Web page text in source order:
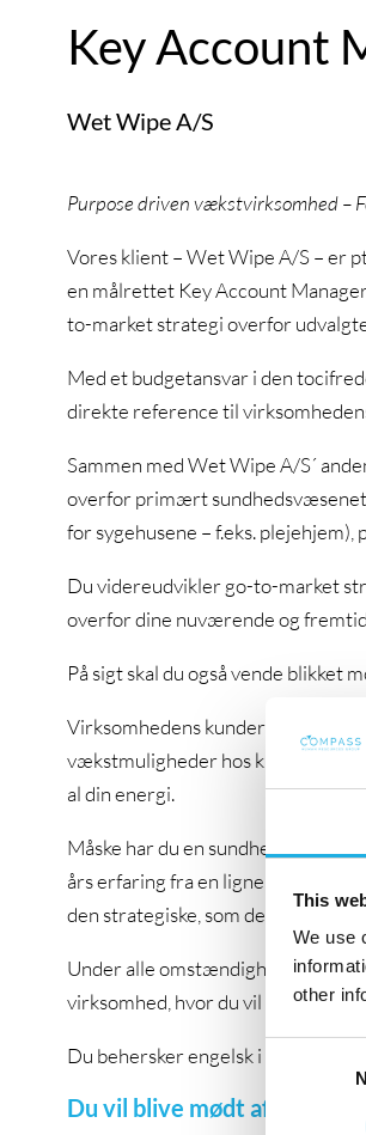
This
We use
other
Key Account
Wet Wipe A/S
Purpose driven vækstvirksomhed –
Vores klient – Wet Wipe A/S – er
en målrettet Key Account
to-market strategi overfor
Med et budgetansvar i den
direkte reference til
Sammen med Wet Wipe A/S´
overfor primært
for sygehusene – f.eks.
Du videreudvikler go-to-market
overfor dine nuværende og
På sigt skal du også vende blikket
Virksomhedens kunder møder du i
vækstmuligheder hos kunderne
al din energi.
Måske har du en sundhedsfaglig
års erfaring fra en lignende stilling
den strategiske, som den
Under alle omstændigheder kan
virksomhed, hvor du vil være en
Du behersker engelsk i skrift og tale.
Du vil blive mødt af: